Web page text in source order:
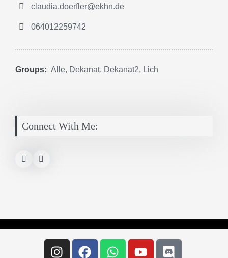
claudia.doerfler@ekhn.de
064012259742
Groups: Alle, Dekanat, Dekanat2, Lich
Connect With Me:
Instagram
FacebookWhatsapp
YoutubeDiscord